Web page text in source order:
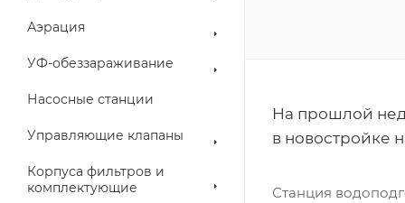
Аэрация
УФ-обеззараживание
Насосные станции
Управляющие клапаны
Корпуса фильтров и
комплектующие
На прошлой
в новостройке
Станция